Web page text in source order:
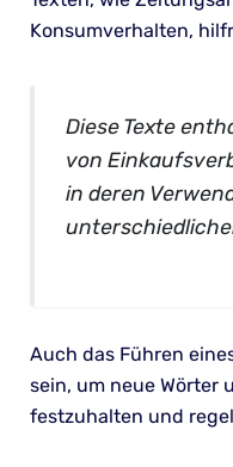
Konsumverhalten,
Diese Texte
von
in deren
Auch das Führen
sein, um neue Wörter
festzuhalten und